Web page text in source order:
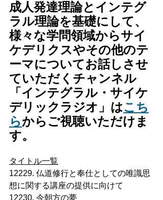
成人発達理論とインテグ
ラル理論を基礎にして、
様々な学問領域からサイ
ケデリクスやその他のテ
ーマについてお話しさせ
ていただくチャンネル
「インテグラル・サイケ
デリックラジオ」はこち
らからご視聴いただけま
す。
タイトル一覧
12229. 仏道修行と奉仕としての唯識思
想に関する講座の提供に向けて
12230. 今朝方の夢